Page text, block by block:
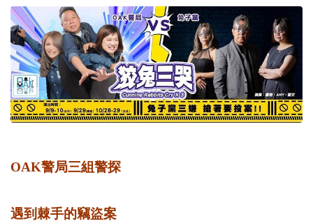
OAK警局三組警探
遇到棘手的竊盜案